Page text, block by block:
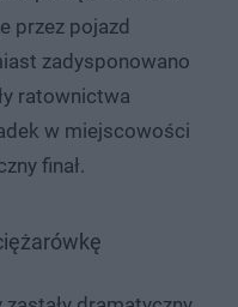
przez pojazd
zadysponowano
ratownictwa
w miejscowości
finał.